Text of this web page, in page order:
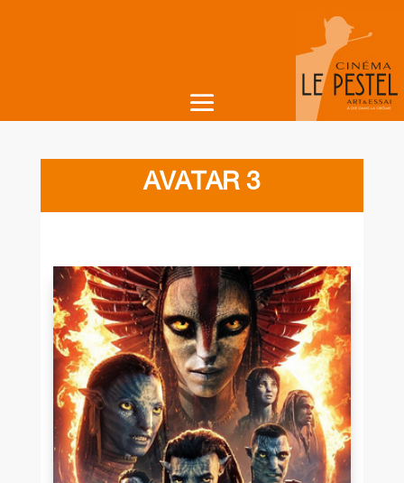
AVATAR 3